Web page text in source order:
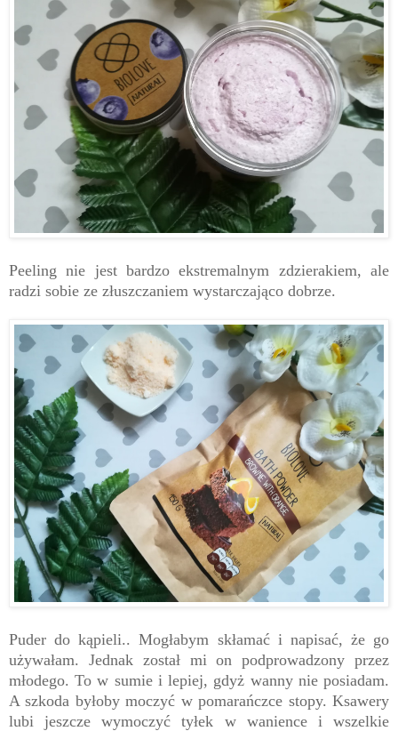
Peeling nie jest bardzo ekstremalnym zdzierakiem, ale
radzi sobie ze złuszczaniem wystarczająco dobrze.
Puder do kąpieli.. Mogłabym skłamać i napisać, że go
używałam. Jednak został mi on podprowadzony przez
młodego. To w sumie i lepiej, gdyż wanny nie posiadam.
A szkoda byłoby moczyć w pomarańczce stopy. Ksawery
lubi jeszcze wymoczyć tyłek w wanience i wszelkie